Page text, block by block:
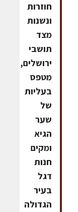
חוזרות
ונשנות
מצד
תושבי
ירושלים,
מטפס
בעליות
של
שער
הגיא
ומקים
חנות
דגל
בעיר
הגדולה